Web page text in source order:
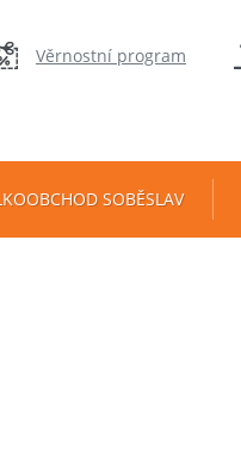
Věrnostní program
SOBĚSLAV